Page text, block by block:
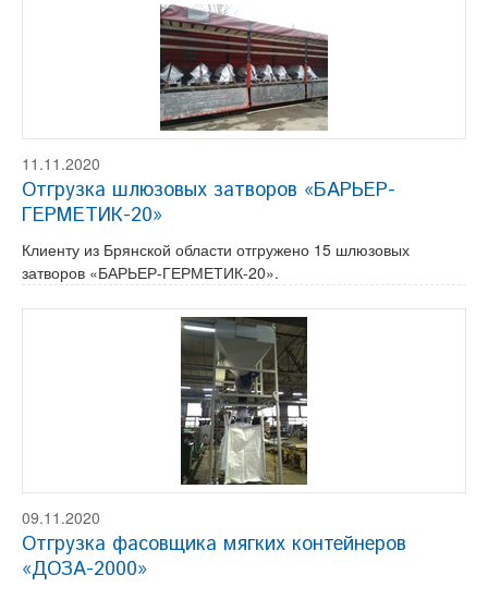
11.11.2020
Отгрузка шлюзовых затворов «БАРЬЕР-
ГЕРМЕТИК-20»
Клиенту из Брянской области отгружено 15 шлюзовых
затворов «БАРЬЕР-ГЕРМЕТИК-20».
09.11.2020
Отгрузка фасовщика мягких контейнеров
«ДОЗА-2000»